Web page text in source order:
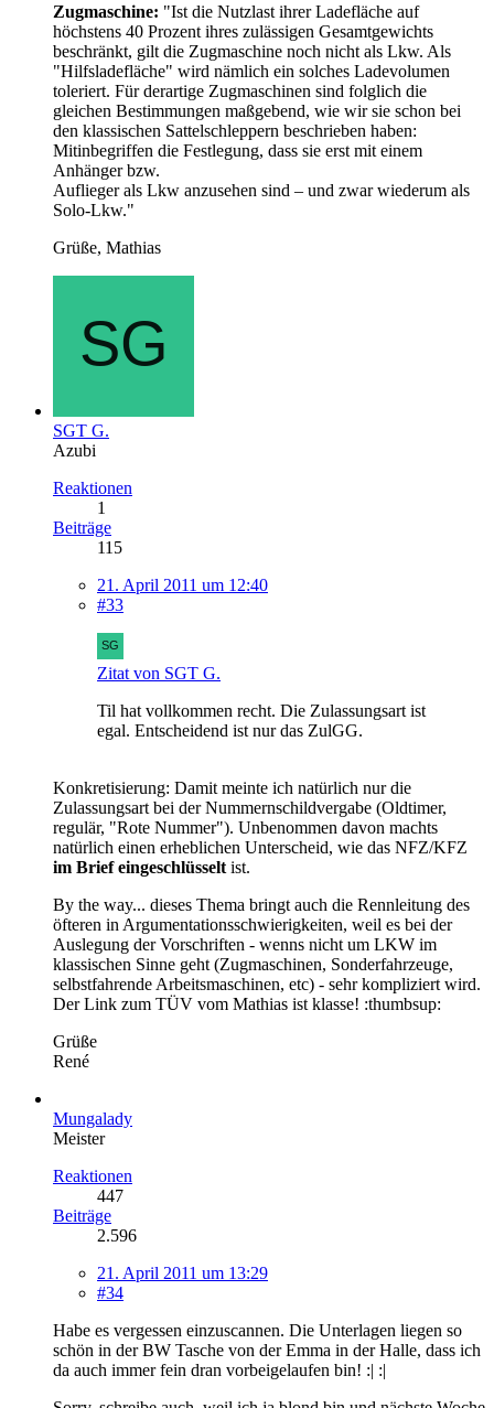
Zugmaschine: "Ist die Nutzlast ihrer Ladefläche auf
höchstens 40 Prozent ihres zulässigen Gesamtgewichts
beschränkt, gilt die Zugmaschine noch nicht als Lkw. Als
"Hilfsladefläche" wird nämlich ein solches Ladevolumen
toleriert. Für derartige Zugmaschinen sind folglich die
gleichen Bestimmungen maßgebend, wie wir sie schon bei
den klassischen Sattelschleppern beschrieben haben:
Mitinbegriffen die Festlegung, dass sie erst mit einem
Anhänger bzw.
Auflieger als Lkw anzusehen sind – und zwar wiederum als
Solo-Lkw."
Grüße, Mathias
SGT G.
Azubi
Reaktionen
1
Beiträge
115
21. April 2011 um 12:40
#33
Zitat von SGT G.
Til hat vollkommen recht. Die Zulassungsart ist
egal. Entscheidend ist nur das ZulGG.
Konkretisierung: Damit meinte ich natürlich nur die
Zulassungsart bei der Nummernschildvergabe (Oldtimer,
regulär, "Rote Nummer"). Unbenommen davon machts
natürlich einen erheblichen Unterscheid, wie das NFZ/KFZ
im Brief eingeschlüsselt ist.
By the way... dieses Thema bringt auch die Rennleitung des
öfteren in Argumentationsschwierigkeiten, weil es bei der
Auslegung der Vorschriften - wenns nicht um LKW im
klassischen Sinne geht (Zugmaschinen, Sonderfahrzeuge,
selbstfahrende Arbeitsmaschinen, etc) - sehr kompliziert wird.
Der Link zum TÜV vom Mathias ist klasse! :thumbsup:
Grüße
René
Mungalady
Meister
Reaktionen
447
Beiträge
2.596
21. April 2011 um 13:29
#34
Habe es vergessen einzuscannen. Die Unterlagen liegen so
schön in der BW Tasche von der Emma in der Halle, dass ich
da auch immer fein dran vorbeigelaufen bin! :| :|